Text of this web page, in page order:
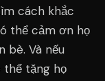
cách khắc
thể cảm ơn họ
bè. Và nếu
thể tặng họ